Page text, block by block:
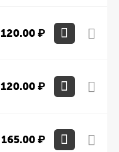
120.00₽
120.00₽
165.00₽